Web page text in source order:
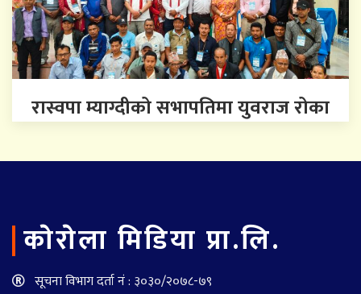
रास्वपा म्याग्दीको सभापतिमा युवराज रोका
काेराेला मिडिया प्रा.लि.
सूचना विभाग दर्ता नं : ३०३०/२०७८-७९